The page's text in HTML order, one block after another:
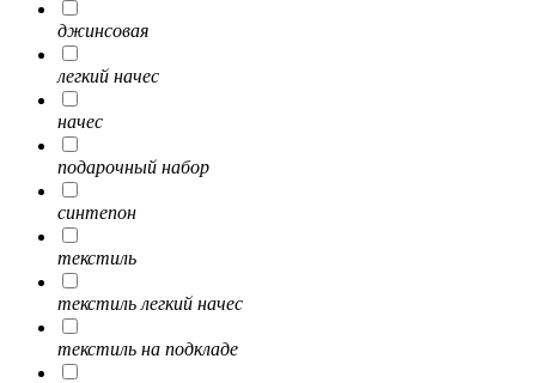
джинсовая
легкий начес
начес
подарочный набор
синтепон
текстиль
текстиль легкий начес
текстиль на подкладе